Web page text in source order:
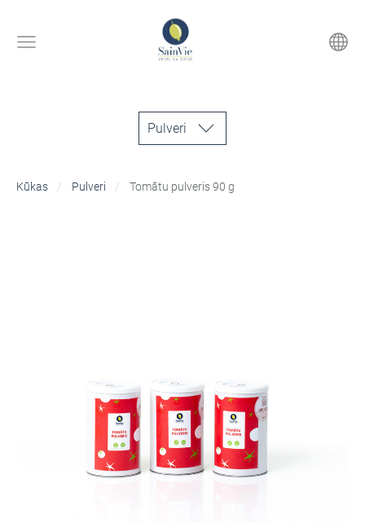
Pulveri
Kūkas Pulveri Tomātu pulveris 90 g